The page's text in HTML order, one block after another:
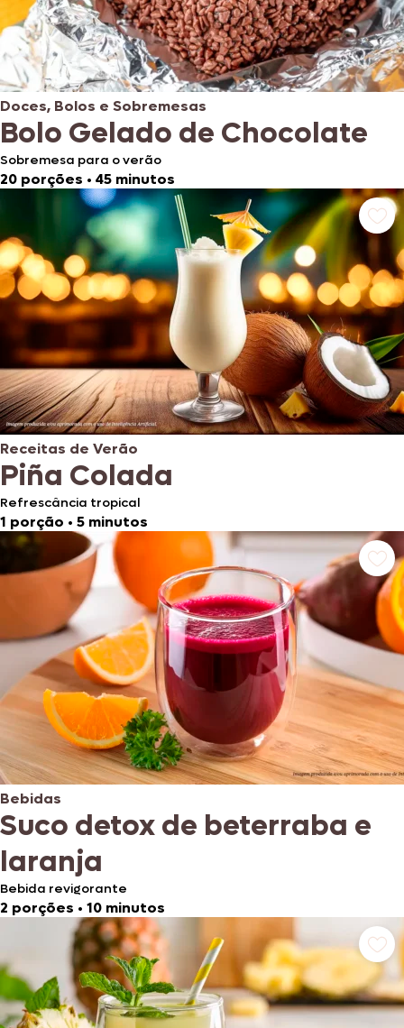
Doces, Bolos e Sobremesas
Bolo Gelado de Chocolate
Sobremesa para o verão
20 porções • 45 minutos
Receitas de Verão
Piña Colada
Refrescância tropical
1 porção • 5 minutos
Bebidas
Suco detox de beterraba e
laranja
Bebida revigorante
2 porções • 10 minutos